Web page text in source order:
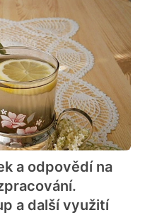
a odpovědí na
a další využití